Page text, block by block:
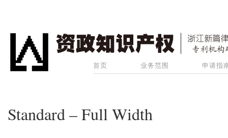
首页 业务范围 申请指
Standard – Full Width